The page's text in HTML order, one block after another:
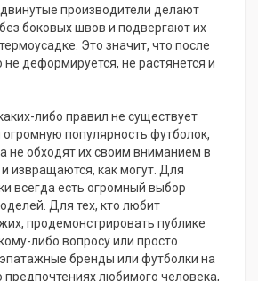
производители делают
боковых швов и подвергают их
Это значит, что после
деформируется, не растянется и
либо правил не существует
популярность футболок,
не обходят их своим вниманием в
извращаются, как могут. Для
всегда есть огромный выбор
Для тех, кто любит
продемонстрировать публике
либо вопросу или просто
бренды или футболки на
предпочтениях любимого человека,